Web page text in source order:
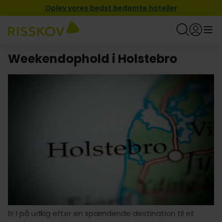
Oplev vores bedst bedømte hoteller
Weekendophold i Holstebro
Er I på udkig efter en spændende destination til et